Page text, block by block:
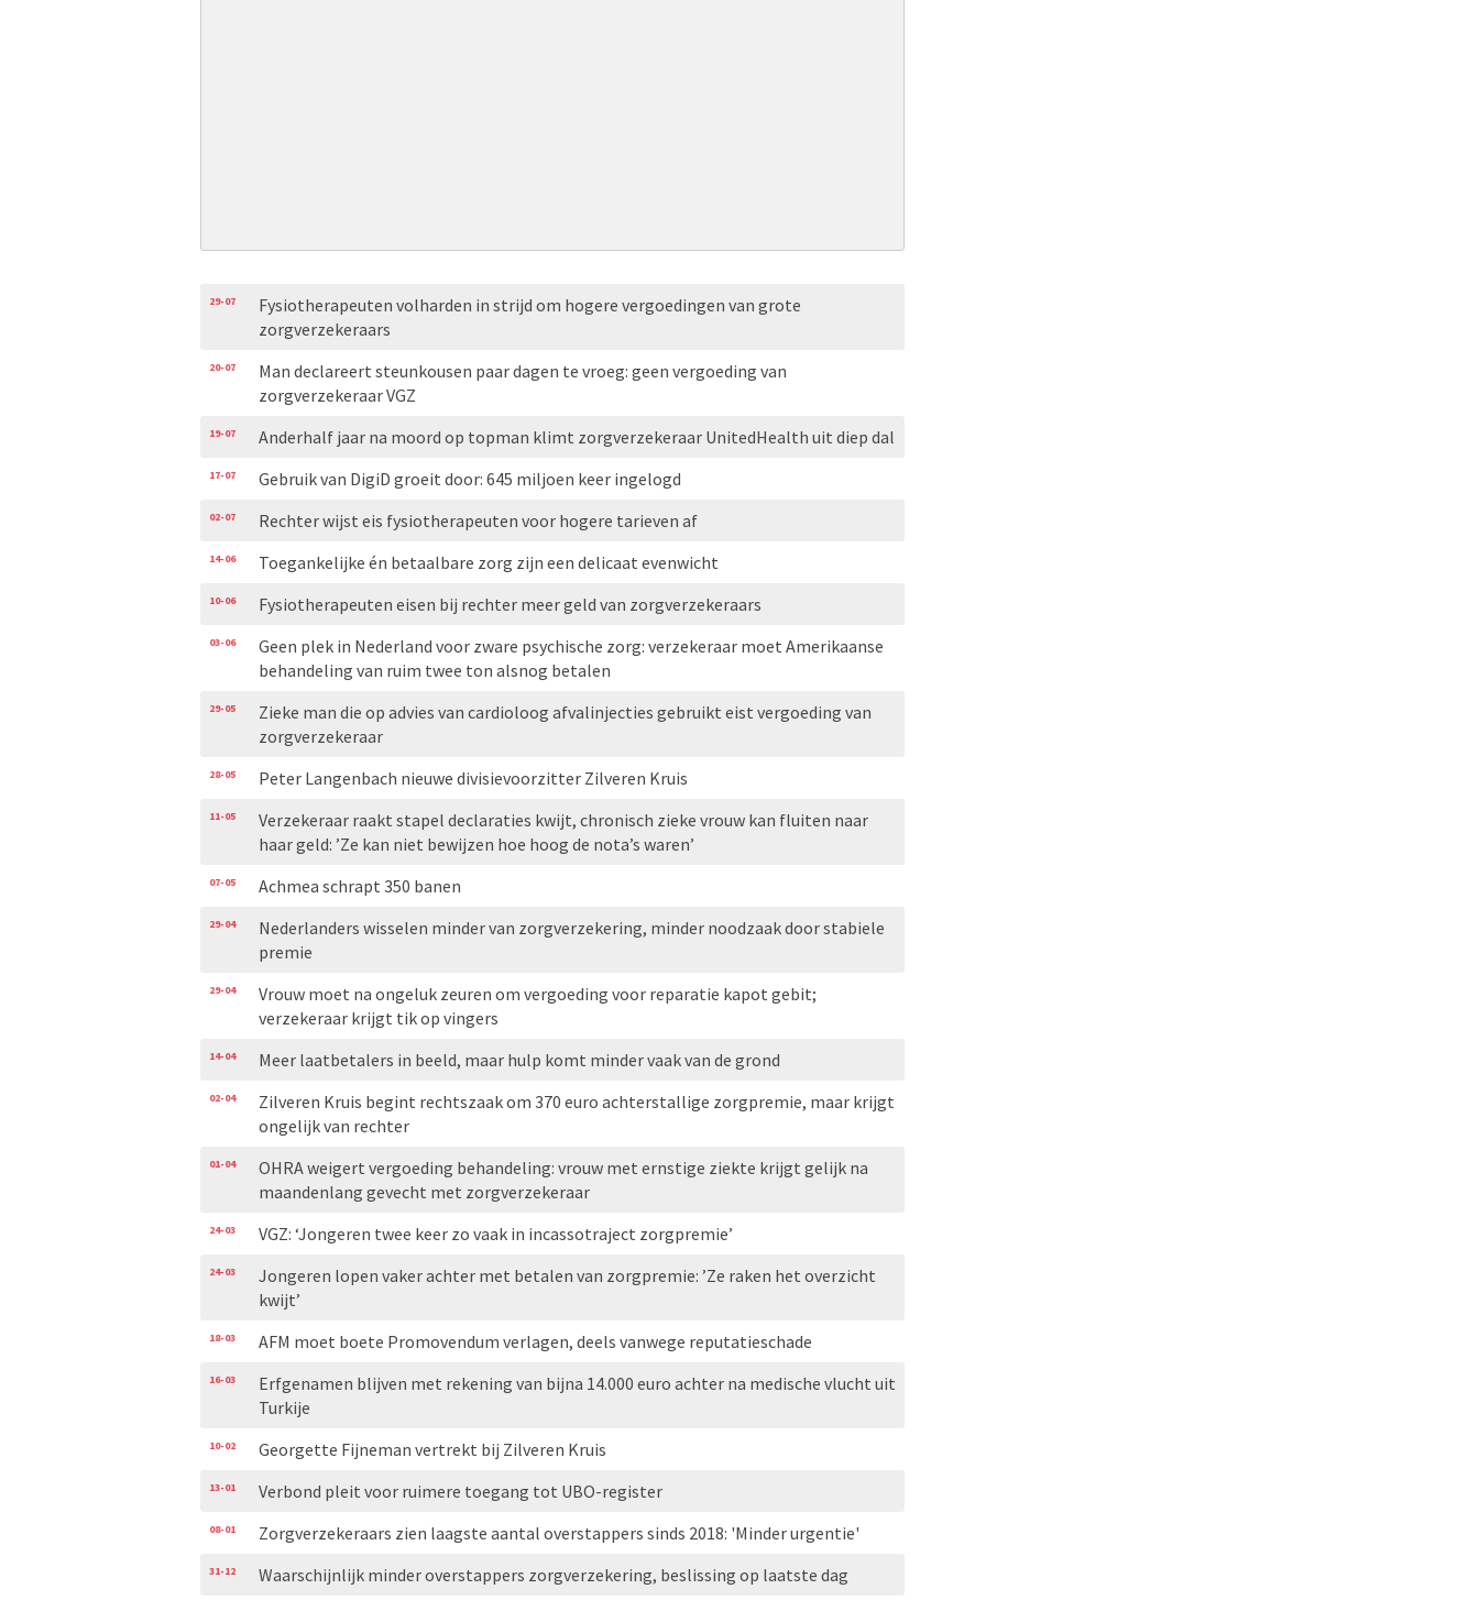
29-07
Fysiotherapeuten volharden in strijd om hogere vergoedingen van grote
zorgverzekeraars
20-07
Man declareert steunkousen paar dagen te vroeg: geen vergoeding van
zorgverzekeraar VGZ
19-07 Anderhalf jaar na moord op topman klimt zorgverzekeraar UnitedHealth uit diep dal
17-07 Gebruik van DigiD groeit door: 645 miljoen keer ingelogd
02-07 Rechter wijst eis fysiotherapeuten voor hogere tarieven af
14-06 Toegankelijke én betaalbare zorg zijn een delicaat evenwicht
10-06 Fysiotherapeuten eisen bij rechter meer geld van zorgverzekeraars
03-06
Geen plek in Nederland voor zware psychische zorg: verzekeraar moet Amerikaanse
behandeling van ruim twee ton alsnog betalen
29-05
Zieke man die op advies van cardioloog afvalinjecties gebruikt eist vergoeding van
zorgverzekeraar
28-05 Peter Langenbach nieuwe divisievoorzitter Zilveren Kruis
11-05
Verzekeraar raakt stapel declaraties kwijt, chronisch zieke vrouw kan fluiten naar
haar geld: ’Ze kan niet bewijzen hoe hoog de nota’s waren’
07-05 Achmea schrapt 350 banen
29-04
Nederlanders wisselen minder van zorgverzekering, minder noodzaak door stabiele
premie
29-04
Vrouw moet na ongeluk zeuren om vergoeding voor reparatie kapot gebit;
verzekeraar krijgt tik op vingers
14-04 Meer laatbetalers in beeld, maar hulp komt minder vaak van de grond
02-04
Zilveren Kruis begint rechtszaak om 370 euro achterstallige zorgpremie, maar krijgt
ongelijk van rechter
01-04
OHRA weigert vergoeding behandeling: vrouw met ernstige ziekte krijgt gelijk na
maandenlang gevecht met zorgverzekeraar
24-03 VGZ: ‘Jongeren twee keer zo vaak in incassotraject zorgpremie’
24-03
Jongeren lopen vaker achter met betalen van zorgpremie: ’Ze raken het overzicht
kwijt’
18-03 AFM moet boete Promovendum verlagen, deels vanwege reputatieschade
16-03
Erfgenamen blijven met rekening van bijna 14.000 euro achter na medische vlucht uit
Turkije
10-02 Georgette Fijneman vertrekt bij Zilveren Kruis
13-01 Verbond pleit voor ruimere toegang tot UBO-register
08-01 Zorgverzekeraars zien laagste aantal overstappers sinds 2018: 'Minder urgentie'
31-12 Waarschijnlijk minder overstappers zorgverzekering, beslissing op laatste dag